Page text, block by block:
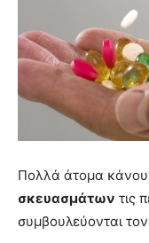
Πολλά άτομα
σκευασμάτων τις
συμβουλεύονται